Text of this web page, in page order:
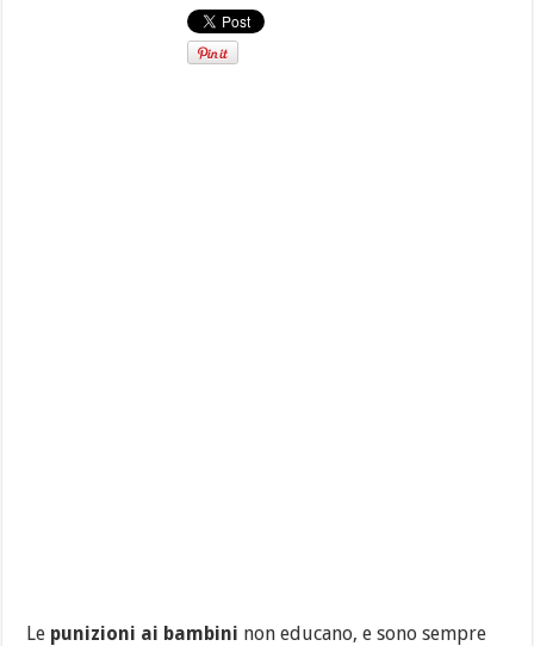
Le punizioni ai bambini non educano, e sono sempre